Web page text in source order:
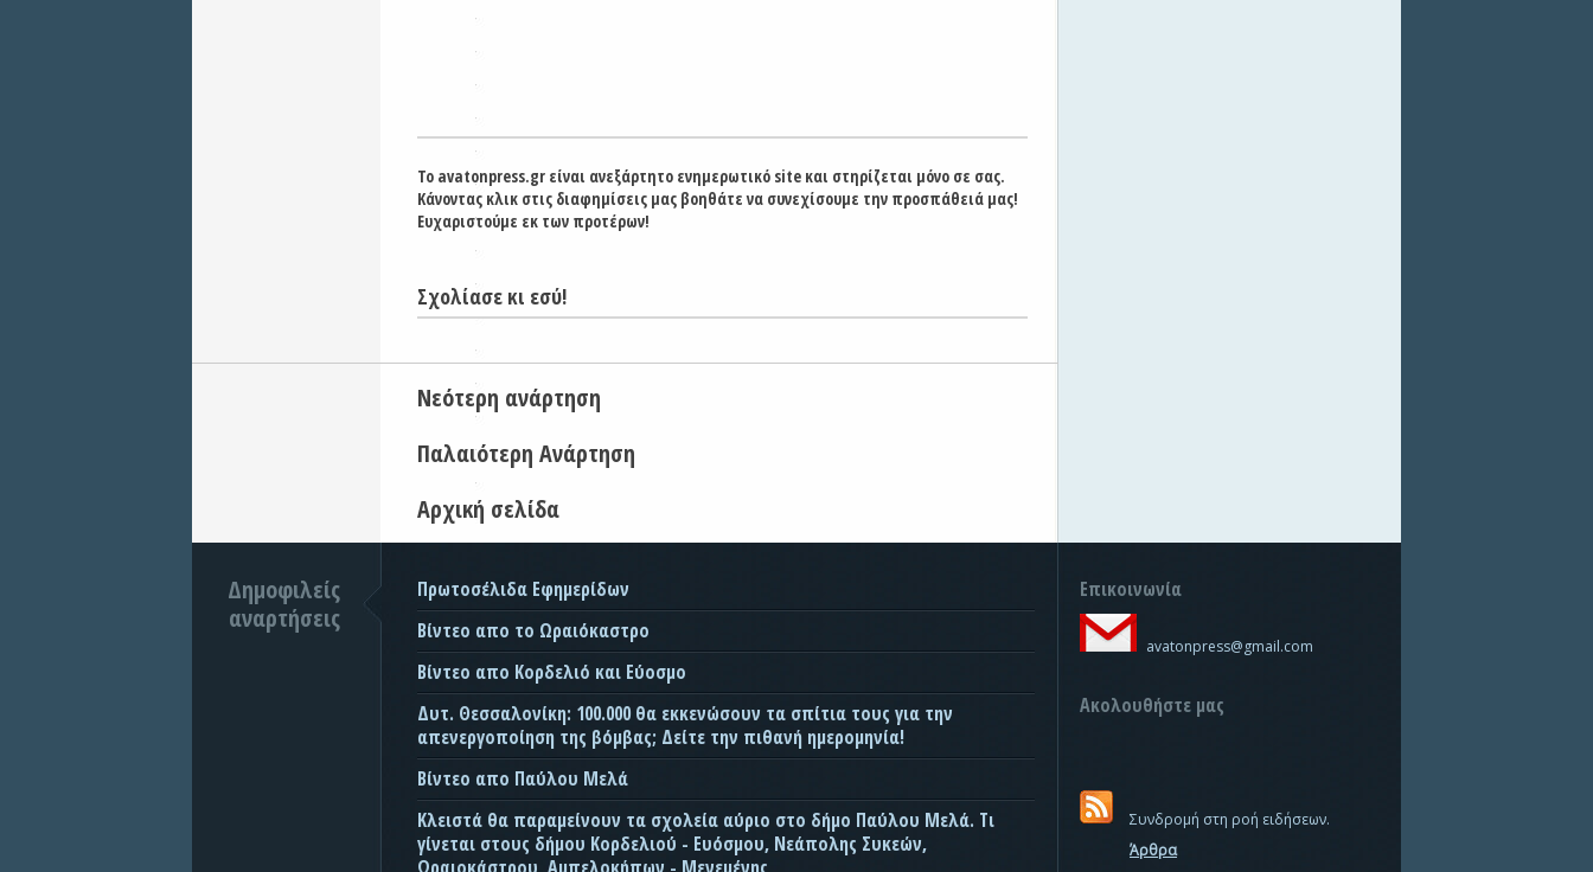
Το avatonpress.gr είναι ανεξάρτητο ενημερωτικό site και στηρίζεται μόνο σε σας.
Κάνοντας κλικ στις διαφημίσεις μας βοηθάτε να συνεχίσουμε την προσπάθειά μας!
Ευχαριστούμε εκ των προτέρων!
Σχολίασε κι εσύ!
Νεότερη ανάρτηση
Παλαιότερη Ανάρτηση
Αρχική σελίδα
Δημοφιλείς
αναρτήσεις
Πρωτοσέλιδα Εφημερίδων
Βίντεο απο το Ωραιόκαστρο
Βίντεο απο Κορδελιό και Εύοσμο
Δυτ. Θεσσαλονίκη: 100.000 θα εκκενώσουν τα σπίτια τους για την
απενεργοποίηση της βόμβας; Δείτε την πιθανή ημερομηνία!
Βίντεο απο Παύλου Μελά
Κλειστά θα παραμείνουν τα σχολεία αύριο στο δήμο Παύλου Μελά. Τι
γίνεται στους δήμου Κορδελιού - Ευόσμου, Νεάπολης Συκεών,
Επικοινωνία
avatonpress@gmail.com
Ακολουθήστε μας
Συνδρομή στη ροή ειδήσεων.
Άρθρα